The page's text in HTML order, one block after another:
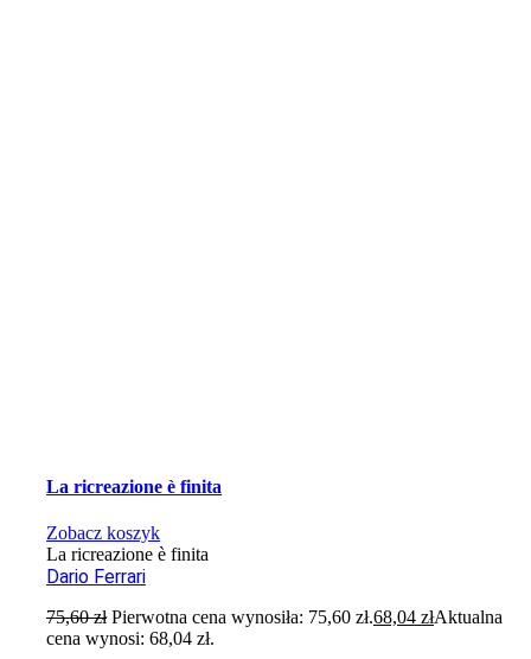
La ricreazione è finita
Zobacz koszyk
La ricreazione è finita
Dario Ferrari
75,60zł Pierwotna cena wynosiła: 75,60 zł.68,04złAktualna
cena wynosi: 68,04 zł.